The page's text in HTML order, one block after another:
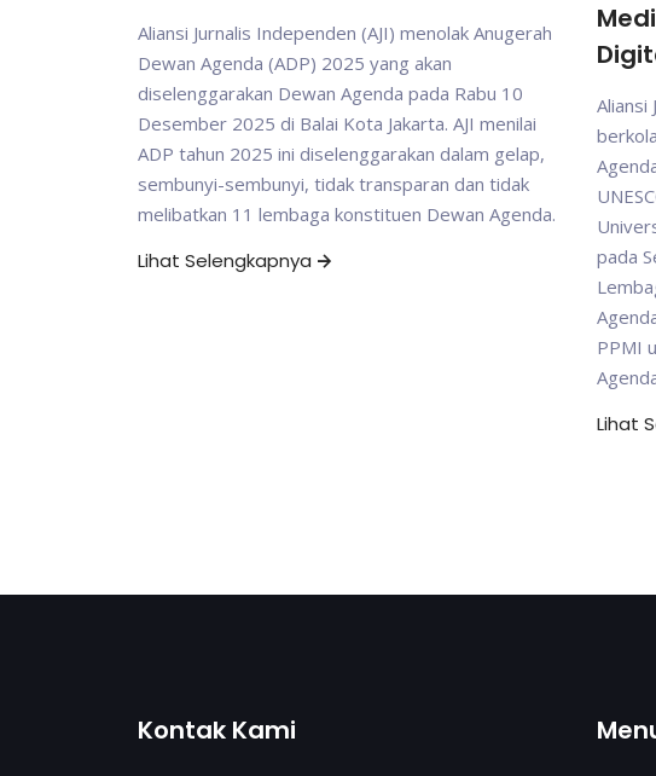
Aliansi Jurnalis Independen (AJI) menolak Anugerah
Dewan Agenda (ADP) 2025 yang akan
diselenggarakan Dewan Agenda pada Rabu 10
Desember 2025 di Balai Kota Jakarta. AJI menilai
ADP tahun 2025 ini diselenggarakan dalam gelap,
sembunyi-sembunyi, tidak transparan dan tidak
melibatkan 11 lembaga konstituen Dewan Agenda.
Lihat Selengkapnya
Aliansi
pada
PPMI
Lihat
Kontak Kami